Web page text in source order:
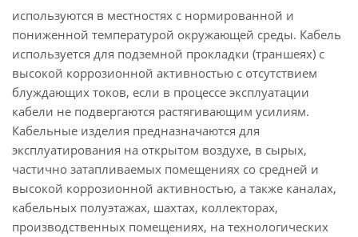
используются в местностях с нормированной и
пониженной температурой окружающей среды. Кабель
используется для подземной прокладки (траншеях) с
высокой коррозионной активностью с отсутствием
блуждающих токов, если в процессе эксплуатации
кабели не подвергаются растягивающим усилиям.
Кабельные изделия предназначаются для
эксплуатирования на открытом воздухе, в сырых,
частично затапливаемых помещениях со средней и
высокой коррозионной активностью, а также каналах,
кабельных полуэтажах, шахтах, коллекторах,
производственных помещениях, на технологических